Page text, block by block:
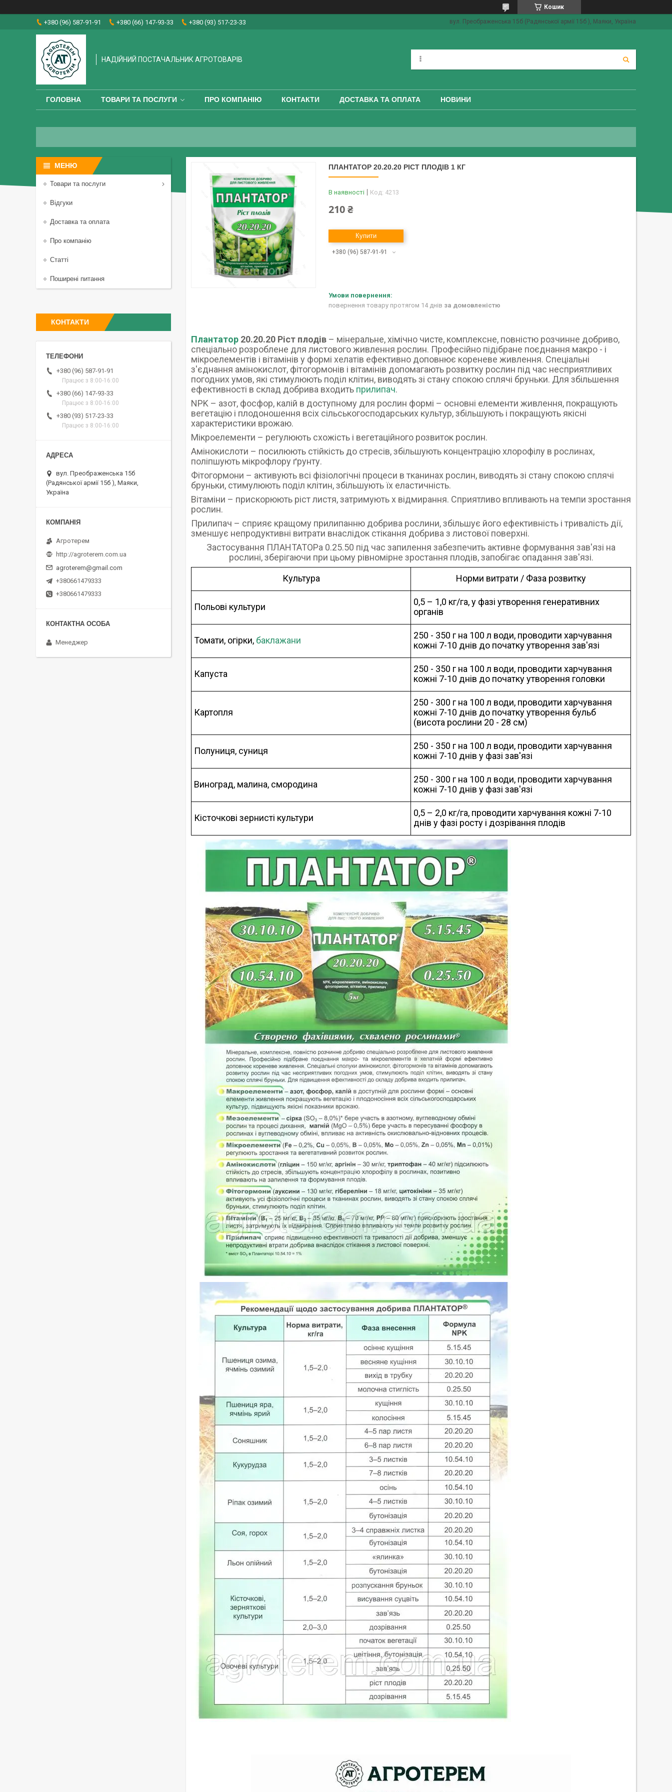
Кошик
+380 (96) 587-91-91 +380 (66) 147-93-33 +380 (93) 517-23-33 вул. Преображенська 15б (Радянської армії 15б ), Маяки, Україна
НАДІЙНИЙ ПОСТАЧАЛЬНИК АГРОТОВАРІВ
ГОЛОВНА ТОВАРИ ТА ПОСЛУГИ ПРО КОМПАНІЮ КОНТАКТИ ДОСТАВКА ТА ОПЛАТА НОВИНИ
ПЛАНТАТОР 20.20.20 РІСТ ПЛОДІВ 1 КГ
В наявності Код: 4213
210 ₴
Купити
+380 (96) 587-91-91
повернення товару протягом 14 днів за домовленістю
Плантатор 20.20.20 Ріст плодів – мінеральне, хімічно чисте, комплексне, повністю розчинне добриво,
спеціально розроблене для листового живлення рослин. Професійно підібране поєднання макро - і
мікроелементів і вітамінів у формі хелатів ефективно доповнює кореневе живлення. Спеціальні
з'єднання амінокислот, фітогормонів і вітамінів допомагають розвитку рослин під час несприятливих
погодних умов, які стимулюють поділ клітин, виводять зі стану спокою сплячі бруньки. Для збільшення
ефективності в склад добрива входить прилипач.
NPK – азот, фосфор, калій в доступному для рослин формі – основні елементи живлення, покращують
вегетацію і плодоношення всіх сільськогосподарських культур, збільшують і покращують якісні
характеристики врожаю.
Мікроелементи – регулюють схожість і вегетаційного розвиток рослин.
Амінокислоти – посилюють стійкість до стресів, збільшують концентрацію хлорофілу в рослинах,
поліпшують мікрофлору ґрунту.
Фітогормони – активують всі фізіологічні процеси в тканинах рослин, виводять зі стану спокою сплячі
бруньки, стимулюють поділ клітин, збільшують їх еластичність.
Вітаміни – прискорюють ріст листя, затримують х відмирання. Сприятливо впливають на темпи зростання
рослин.
Прилипач – сприяє кращому прилипанню добрива рослини, збільшує його ефективність і тривалість дії,
зменшує непродуктивні витрати внаслідок стікання добрива з листової поверхні.
Застосування ПЛАНТАТОРа 0.25.50 під час запилення забезпечить активне формування зав'язі на
рослині, зберігаючи при цьому рівномірне зростання плодів, запобігає опадання зав'язі.
Культура
Норми витрати / Фаза розвитку
Польові культури
0,5 – 1,0 кг/га, у фазі утворення генеративних
органів
Томати, огірки, баклажани
250 - 350 г на 100 л води, проводити харчування
кожні 7-10 днів до початку утворення зав'язі
Капуста
250 - 350 г на 100 л води, проводити харчування
кожні 7-10 днів до початку утворення головки
Картопля
250 - 300 г на 100 л води, проводити харчування
кожні 7-10 днів до початку утворення бульб
(висота рослини 20 - 28 см)
Полуниця, суниця
250 - 350 г на 100 л води, проводити харчування
кожні 7-10 днів у фазі зав'язі
Виноград, малина, смородина
250 - 300 г на 100 л води, проводити харчування
кожні 7-10 днів у фазі зав'язі
Кісточкові зернисті культури
0,5 – 2,0 кг/га, проводити харчування кожні 7-10
днів у фазі росту і дозрівання плодів
Товари та послуги
Відгуки
Доставка та оплата
Про компанію
Статті
Поширені питання
КОНТАКТИ
+380 (96) 587-91-91
Працює з 8:00-16:00
+380 (66) 147-93-33
Працює з 8:00-16:00
+380 (93) 517-23-33
Працює з 8:00-16:00
вул. Преображенська 15б
(Радянської армії 15б ), Маяки,
Україна
Агротерем
http://agroterem.com.ua
agroterem@gmail.com
+380661479333
+380661479333
Менеджер